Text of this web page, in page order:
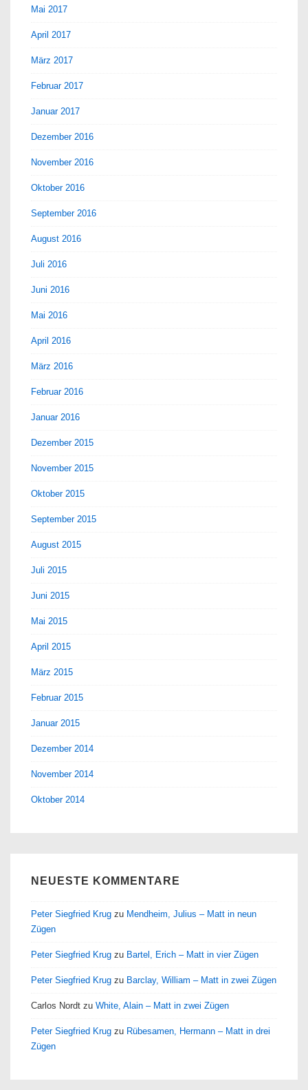
Mai 2017
April 2017
März 2017
Februar 2017
Januar 2017
Dezember 2016
November 2016
Oktober 2016
September 2016
August 2016
Juli 2016
Juni 2016
Mai 2016
April 2016
März 2016
Februar 2016
Januar 2016
Dezember 2015
November 2015
Oktober 2015
September 2015
August 2015
Juli 2015
Juni 2015
Mai 2015
April 2015
März 2015
Februar 2015
Januar 2015
Dezember 2014
November 2014
Oktober 2014
NEUESTE KOMMENTARE
Peter Siegfried Krug zu Mendheim, Julius – Matt in neun
Zügen
Peter Siegfried Krug zu Bartel, Erich – Matt in vier Zügen
Peter Siegfried Krug zu Barclay, William – Matt in zwei Zügen
Carlos Nordt zu White, Alain – Matt in zwei Zügen
Peter Siegfried Krug zu Rübesamen, Hermann – Matt in drei
Zügen